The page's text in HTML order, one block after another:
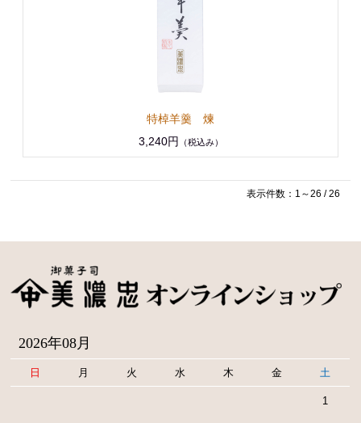
特棹羊羹 煉
3,240円
（税込み）
表示件数：1～26 / 26
2026年08月
日 月 火 水 木 金 土
1